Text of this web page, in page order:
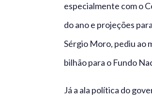
especialmente com o
do ano e projeções
Sérgio Moro, pediu ao
bilhão para o Fundo
Já a ala política do